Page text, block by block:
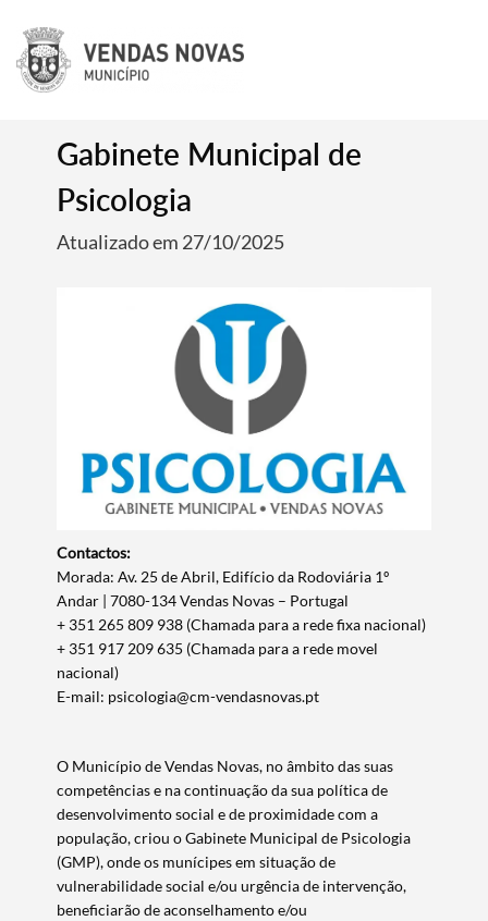
Gabinete Municipal de
Psicologia
Atualizado em 27/10/2025
Contactos:
Morada: Av. 25 de Abril, Edifício da Rodoviária 1º
Andar | 7080-134 Vendas Novas – Portugal
+ 351 265 809 938 (Chamada para a rede fixa nacional)
+ 351 917 209 635 (Chamada para a rede movel
nacional)
E-mail: psicologia@cm-vendasnovas.pt
O Município de Vendas Novas, no âmbito das suas
competências e na continuação da sua política de
desenvolvimento social e de proximidade com a
população, criou o Gabinete Municipal de Psicologia
(GMP), onde os munícipes em situação de
vulnerabilidade social e/ou urgência de intervenção,
beneficiarão de aconselhamento e/ou